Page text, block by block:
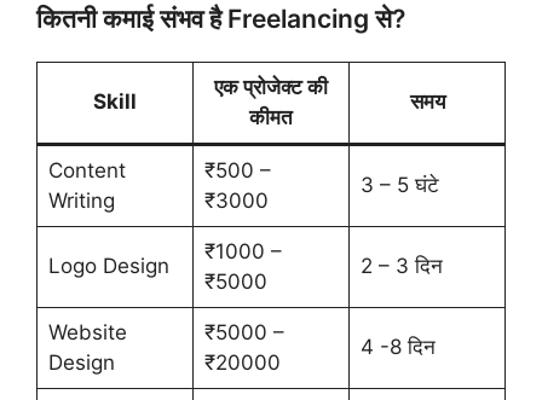
कितनी कमाई संभव है Freelancing से?
Skill
एक प्रोजेक्ट की
कीमत
समय
Content
Writing
₹500 –
₹3000
3 – 5 घंटे
Logo Design
₹1000 –
₹5000
2 – 3 दिन
Website
Design
₹5000 –
₹20000
4 -8 दिन